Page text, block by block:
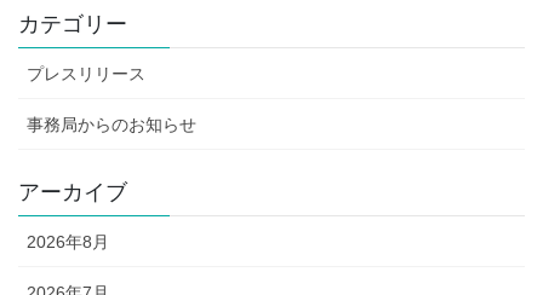
カテゴリー
プレスリリース
事務局からのお知らせ
アーカイブ
2026年8月